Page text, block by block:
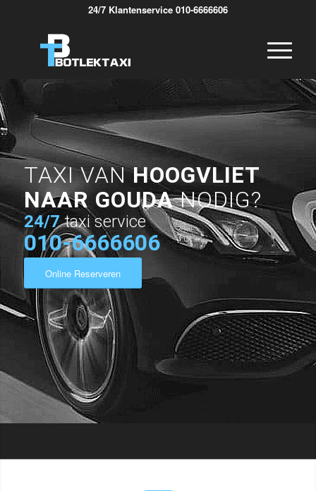
24/7 Klantenservice 010-6666606
TAXI VANHOOGVLIET
NAAR GOUDANODIG?
24/7 taxi service
010-6666606
Online Reserveren